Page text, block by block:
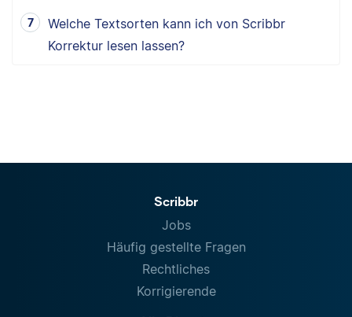
Welche Textsorten kann ich von Scribbr
Korrektur lesen lassen?
Scribbr
Jobs
Häufig gestellte Fragen
Rechtliches
Korrigierende